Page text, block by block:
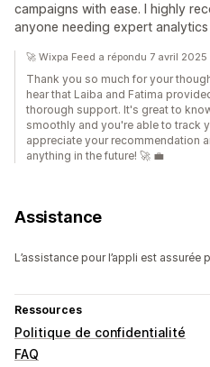
campaigns with ease. I highly
anyone needing expert
🚀 Wixpa Feed a répondu 7 avril 2025
Thank you so much for your
hear that Laiba and Fatima
thorough support. It's great to
smoothly and you're able to track
appreciate your recommendation
anything in the future! 🚀 💼
Assistance
L’assistance pour l’appli est assurée
Ressources
Politique de confidentialité
FAQ